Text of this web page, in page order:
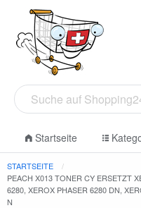
Startseite
STARTSEITE
PEACH X013 TONER CY ERSETZT
6280, XEROX PHASER 6280 DN,
N